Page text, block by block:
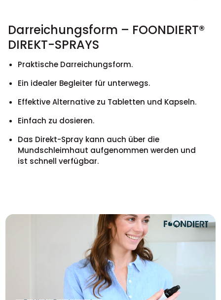
Darreichungsform – FOONDIERT®
DIREKT-SPRAYS
Praktische Darreichungsform.
Ein idealer Begleiter für unterwegs.
Effektive Alternative zu Tabletten und Kapseln.
Einfach zu dosieren.
Das Direkt-Spray kann auch über die
Mundschleimhaut aufgenommen werden und
ist schnell verfügbar.